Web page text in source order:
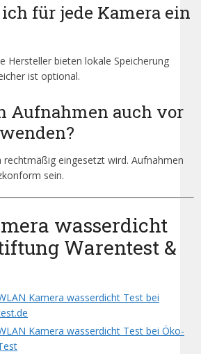
ich für jede Kamera ein
Hersteller bieten lokale Speicherung
ist optional.
Aufnahmen auch vor
rechtmäßig eingesetzt wird. Aufnahmen
sein.
wasserdicht
Warentest &
Kamera wasserdicht Test bei
Kamera wasserdicht Test bei Öko-